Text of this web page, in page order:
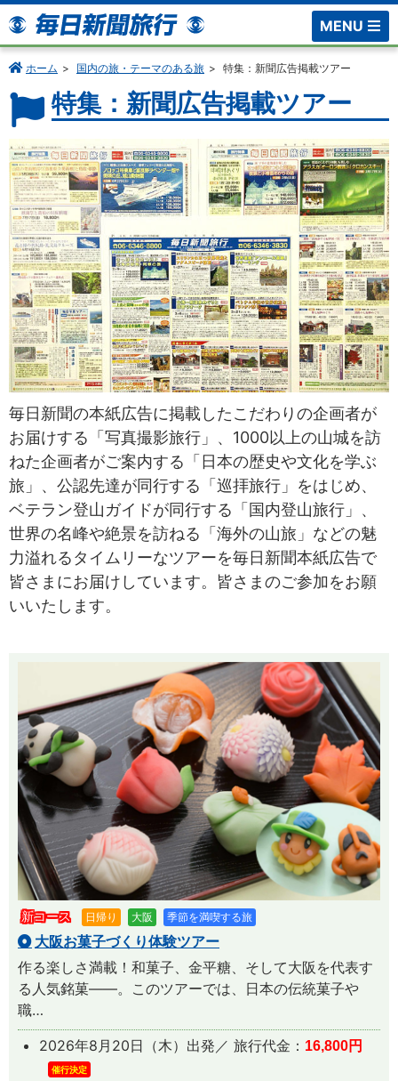
MENU
ホーム 国内の旅・テーマのある旅 特集：新聞広告掲載ツアー
特集：新聞広告掲載ツアー
毎日新聞の本紙広告に掲載したこだわりの企画者が
お届けする「写真撮影旅行」、1000以上の山城を訪
ねた企画者がご案内する「日本の歴史や文化を学ぶ
旅」、公認先達が同行する「巡拝旅行」をはじめ、
ベテラン登山ガイドが同行する「国内登山旅行」、
世界の名峰や絶景を訪ねる「海外の山旅」などの魅
力溢れるタイムリーなツアーを毎日新聞本紙広告で
皆さまにお届けしています。皆さまのご参加をお願
いいたします。
新コース 日帰り 大阪 季節を満喫する旅
大阪お菓子づくり体験ツアー
作る楽しさ満載！和菓子、金平糖、そして大阪を代表す
る人気銘菓――。このツアーでは、日本の伝統菓子や
職…
2026年8月20日（木）出発／ 旅行代金： 16,800円
催行決定